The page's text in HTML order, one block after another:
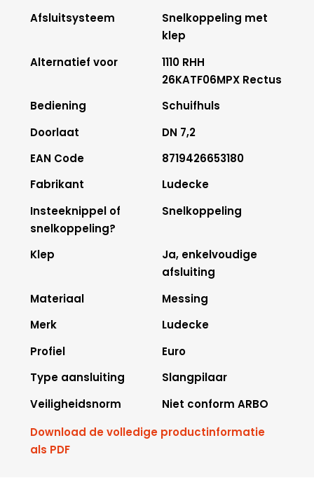
Afsluitsysteem
Snelkoppeling met
klep
Alternatief voor
1110 RHH
26KATF06MPX Rectus
Bediening
Schuifhuls
Doorlaat
DN 7,2
EAN Code
8719426653180
Fabrikant
Ludecke
Insteeknippel of
snelkoppeling?
Snelkoppeling
Klep
Ja, enkelvoudige
afsluiting
Materiaal
Messing
Merk
Ludecke
Profiel
Euro
Type aansluiting
Slangpilaar
Veiligheidsnorm
Niet conform ARBO
Download de volledige productinformatie
als PDF